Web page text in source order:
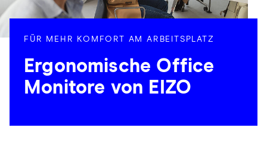
FÜR MEHR KOMFORT AM ARBEITSPLATZ
Ergonomische Office
Monitore von EIZO